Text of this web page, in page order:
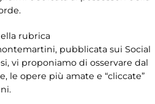
rubrica
pubblicata sui Social
vi proponiamo di osservare dal
le opere più amate e “cliccate”